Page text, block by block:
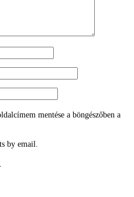
mentése a böngészőben a
by email.